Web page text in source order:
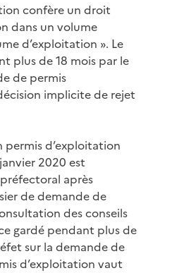
confère un droit
dans un volume
d’exploitation ». Le
plus de 18 mois par le
de permis
implicite de rejet
permis d’exploitation
2020 est
après
de demande de
des conseils
gardé pendant plus de
sur la demande de
d’exploitation vaut